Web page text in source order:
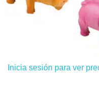
Inicia sesión para ver